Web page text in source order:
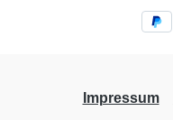
Impressum